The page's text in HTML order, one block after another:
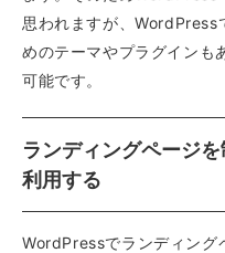
思われますが、WordPress
めのテーマやプラグインも
可能です。
ランディングページ
利用する
WordPressでランディング